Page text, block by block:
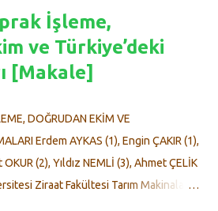
ilgi gösterdiği etkinliğin açılış
Derneği Başkanı İpek Topuzluoğlu
olarak hepimizi derinden etkiliyor"
Başkanı
şunları kaydetti: "Bu etkinlik,
büyük bir dayanışma ve ortak
İşleme,
ve Türkiye’deki
[Makale]
DOĞRUDAN EKİM VE
Erdem AYKAS (1), Engin ÇAKIR (1),
(2), Yıldız NEMLİ (3), Ahmet ÇELİK
Ziraat Fakültesi Tarım Makinaları